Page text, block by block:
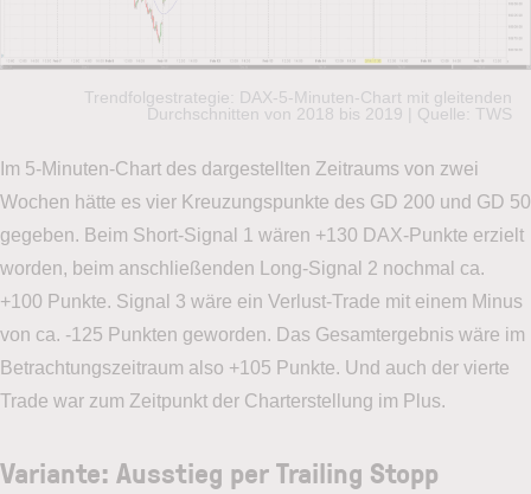
Trendfolgestrategie: DAX-5-Minuten-Chart mit gleitenden
Durchschnitten von 2018 bis 2019 | Quelle: TWS
Im 5-Minuten-Chart des dargestellten Zeitraums von zwei
Wochen hätte es vier Kreuzungspunkte des GD 200 und GD 50
gegeben. Beim Short-Signal 1 wären +130 DAX-Punkte erzielt
worden, beim anschließenden Long-Signal 2 nochmal ca.
+100 Punkte. Signal 3 wäre ein Verlust-Trade mit einem Minus
von ca. -125 Punkten geworden. Das Gesamtergebnis wäre im
Betrachtungszeitraum also +105 Punkte. Und auch der vierte
Trade war zum Zeitpunkt der Charterstellung im Plus.
Variante: Ausstieg per Trailing Stopp